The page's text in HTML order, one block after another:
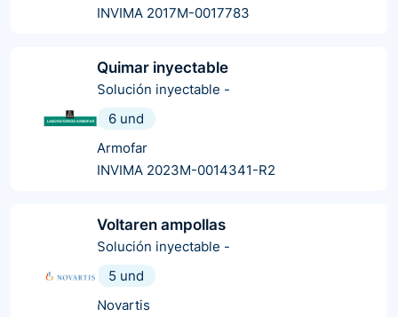
INVIMA 2017M-0017783
Quimar inyectable
Solución inyectable -
6 und
Armofar
INVIMA 2023M-0014341-R2
Voltaren ampollas
Solución inyectable -
5 und
Novartis